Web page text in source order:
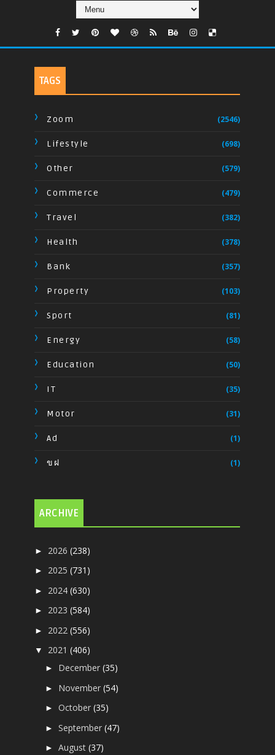
TAGS
Zoom (2546)
Lifestyle (698)
Other (579)
Commerce (479)
Travel (382)
Health (378)
Bank (357)
Property (103)
Sport (81)
Energy (58)
Education (50)
IT (35)
Motor (31)
Ad (1)
ขฝ (1)
ARCHIVE
► 2026(238)
► 2025(731)
► 2024(630)
► 2023(584)
► 2022(556)
▼ 2021(406)
► December(35)
► November(54)
►October(35)
►September(47)
►August(37)